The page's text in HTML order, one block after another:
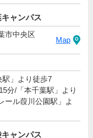
ャンパス
市中央区
Map
」より徒歩7
分/「本千葉駅」より
ール葭川公園駅」よ
ャンパス